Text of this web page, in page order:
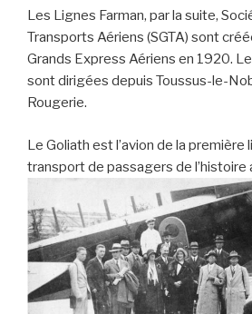
Les Lignes Farman, par la suite,
Transports Aériens (SGTA) sont
Grands Express Aériens en 1920.
sont dirigées depuis Toussus-le-
Rougerie.
Le Goliath est l’avion de la
transport de passagers de l’histoire